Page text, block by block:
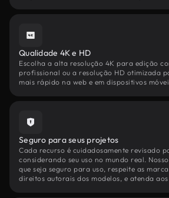
Qualidade 4K e HD
Escolha a alta resolução 4K para edição
profissional ou a resolução HD otimizada
mais rápido na web e em dispositivos
Seguro para seus projetos
Cada recurso é cuidadosamente revisado
considerando seu uso no mundo real.
que seja seguro para uso, respeite as
direitos autorais dos modelos, e atenda